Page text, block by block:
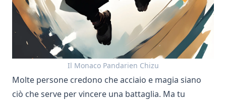
Il Monaco Pandarien Chizu
Molte persone credono che acciaio e magia siano
ciò che serve per vincere una battaglia. Ma tu